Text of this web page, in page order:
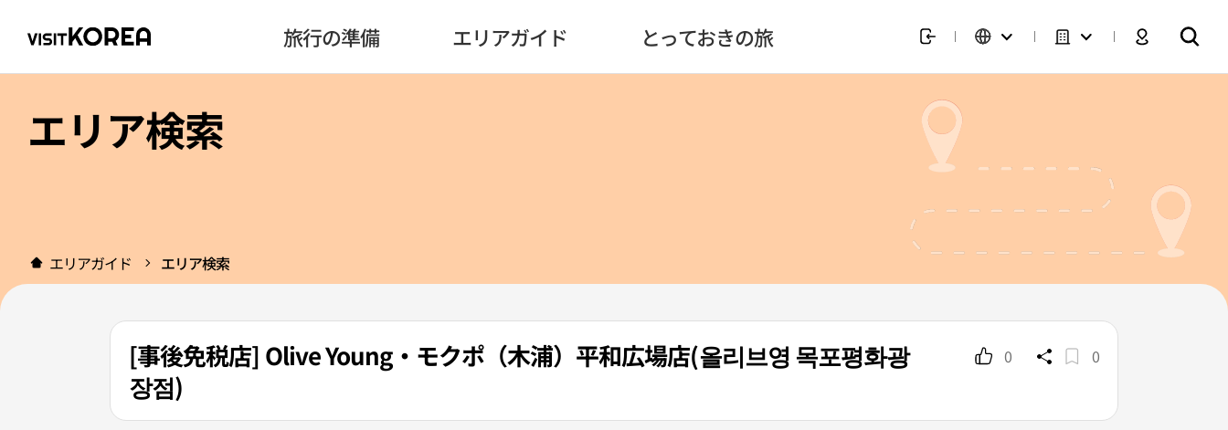
旅行の準備 エリアガイド とっておきの旅
エリア検索
エリアガイド エリア検索
[事後免税店] Olive Young・モクポ（木浦）平和広場店(올리브영 목포평화광
장점)
0 0